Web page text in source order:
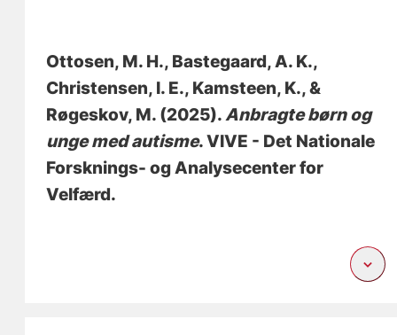
Ottosen, M. H., Bastegaard, A. K.,
Christensen, I. E., Kamsteen, K., &
Røgeskov, M. (2025).Anbragte børn og
unge med autisme. VIVE - Det Nationale
Forsknings- og Analysecenter for
Velfærd.